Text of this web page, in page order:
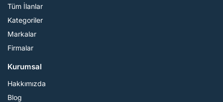
Tüm İlanlar
Kategoriler
Markalar
Firmalar
Kurumsal
Hakkımızda
Blog